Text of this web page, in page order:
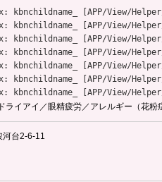
kbnchildname_ [APP/View/
kbnchildname_ [APP/View/
kbnchildname_ [APP/View/
kbnchildname_ [APP/View/
kbnchildname_ [APP/View/
kbnchildname_ [APP/View/
kbnchildname_ [APP/View/
ライアイ／眼精疲労／アレルギー（花
河台2-6-11